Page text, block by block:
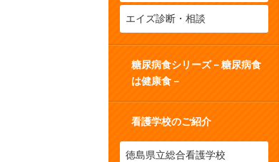
エイズ診断・相談
糖尿病食シリーズ－糖尿病食
は健康食－
看護学校のご紹介
徳島県立総合看護学校